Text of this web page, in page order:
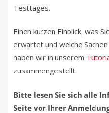
Testtages.
Einen kurzen Einblick, was
erwartet und welche
haben wir in unserem
zusammengestellt.
Bitte lesen Sie sich alle
Seite vor Ihrer